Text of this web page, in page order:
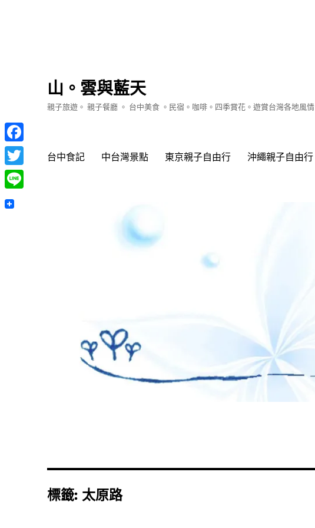
山。雲與藍天
親子旅遊。 親子餐廳 。 台中美食 。民宿。咖啡。四季賞花。遊賞台灣各地風情
台中食記 中台灣景點 東京親子自由行 沖繩親子自由行
標籤: 太原路
Facebook
Twitter
Line